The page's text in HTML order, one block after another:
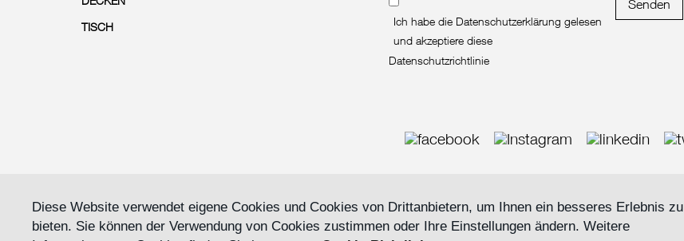
DECKEN
TISCH
Ich habe die Datenschutzerklärung gelesen
und akzeptiere diese
Datenschutzrichtlinie
Senden
Diese Website verwendet eigene Cookies und Cookies von Drittanbietern, um Ihnen ein besseres Erlebnis zu
bieten. Sie können der Verwendung von Cookies zustimmen oder Ihre Einstellungen ändern. Weitere